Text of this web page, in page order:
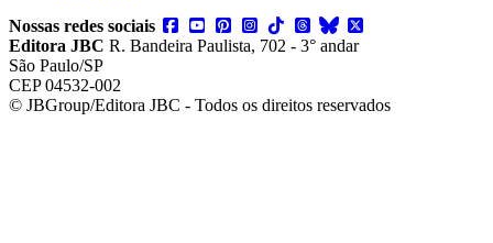
Nossas redes sociais
Editora JBC R. Bandeira Paulista, 702 - 3° andar
São Paulo/SP
CEP 04532-002
© JBGroup/Editora JBC - Todos os direitos reservados